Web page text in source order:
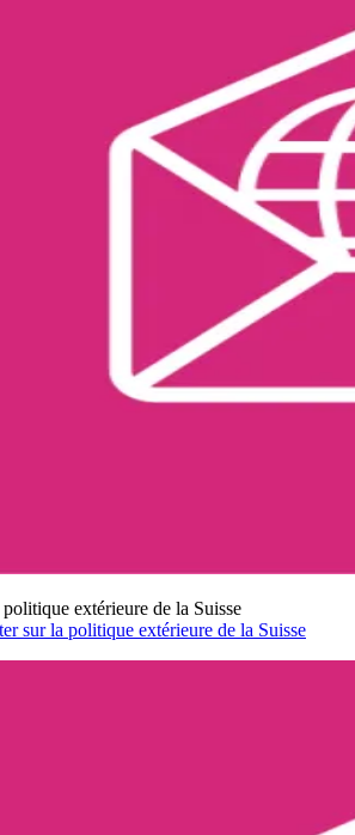
extérieure de la Suisse
sur la politique extérieure de la Suisse